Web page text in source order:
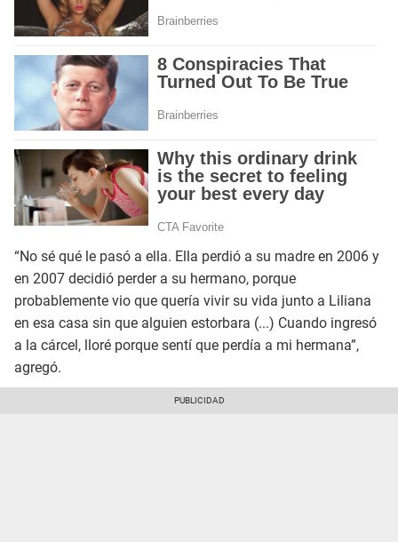
“No sé qué le pasó a ella. Ella perdió a su madre en 2006 y
en 2007 decidió perder a su hermano, porque
probablemente vio que quería vivir su vida junto a Liliana
en esa casa sin que alguien estorbara (...) Cuando ingresó
a la cárcel, lloré porque sentí que perdía a mi hermana”,
agregó.